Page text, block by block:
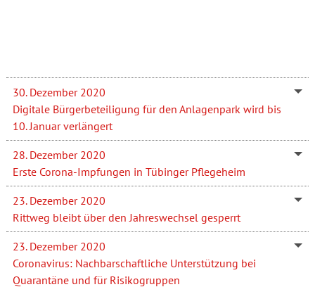
30. Dezember 2020
Digitale Bürgerbeteiligung für den Anlagenpark wird bis
10. Januar verlängert
28. Dezember 2020
Erste Corona-Impfungen in Tübinger Pflegeheim
23. Dezember 2020
Rittweg bleibt über den Jahreswechsel gesperrt
23. Dezember 2020
Coronavirus: Nachbarschaftliche Unterstützung bei
Quarantäne und für Risikogruppen